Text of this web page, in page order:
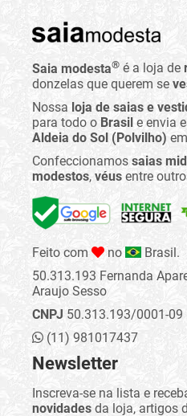
Saia modesta® é a loja de
donzelas que querem se
Nossa loja de saias e
para todo o Brasil e envia
Aldeia do Sol (Polvilho) em
Confeccionamos saias
modestos, véus entre
Feito com no
Brasil.
50.313.193 Fernanda
Araujo Sesso
CNPJ 50.313.193/0001-09
(11) 981017437
Newsletter
Inscreva-se na lista e
novidades da loja, artigos